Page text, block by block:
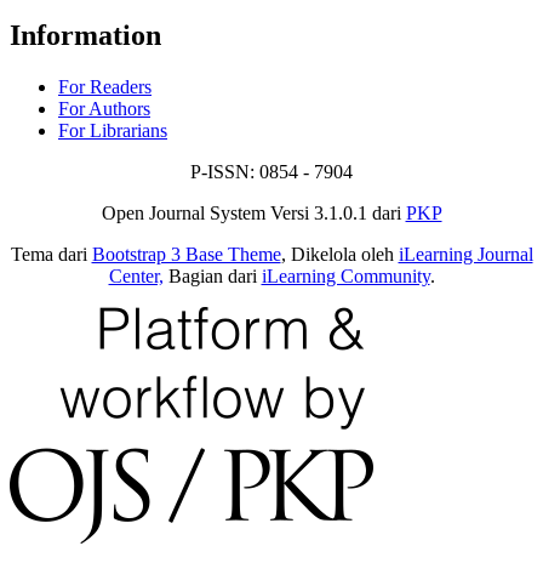
Information
For Readers
For Authors
For Librarians
P-ISSN: 0854 - 7904
Open Journal System Versi 3.1.0.1 dari PKP
Tema dari Bootstrap 3 Base Theme, Dikelola oleh iLearning Journal
Center, Bagian dari iLearning Community.